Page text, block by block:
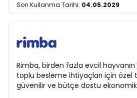
Son Kullanma Tarihi: 04.05.2029
Rimba, birden fazla evcil
toplu besleme ihtiyaçları için özel
güvenilir ve bütçe dostu